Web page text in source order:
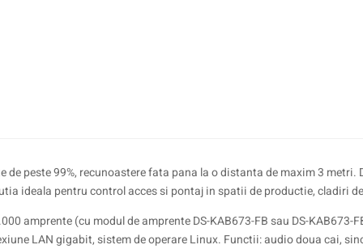
peste 99%, recunoastere fata pana la o distanta de maxim 3
ideala pentru control acces si pontaj in spatii de productie, cladiri
amprente (cu modul de amprente DS-KAB673-FB sau DS-
LAN gigabit, sistem de operare Linux. Functii: audio doua cai,